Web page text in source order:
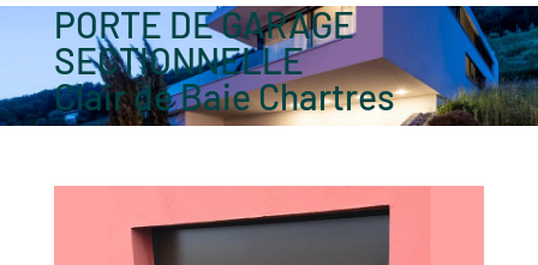
PORTE DE GARAGE
SECTIONNELLE
Clair de Baie Chartres